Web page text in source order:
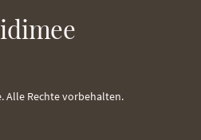
Alle Rechte vorbehalten.